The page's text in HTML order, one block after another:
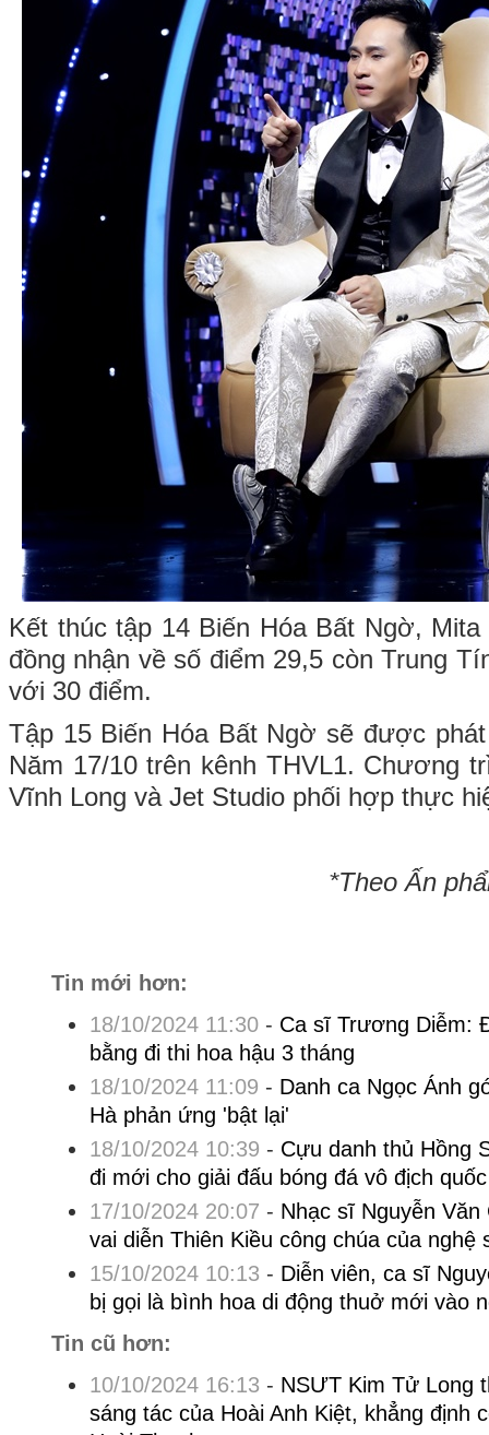
Kết thúc tập 14 Biến Hóa Bất Ngờ,
đồng nhận về số điểm 29,5 còn Trung
với 30 điểm.
Tập 15 Biến Hóa Bất Ngờ sẽ được
Năm 17/10 trên kênh THVL1. Chương
Vĩnh Long và Jet Studio phối hợp thực
*Theo Ấn
Tin mới hơn:
18/10/2024 11:30- Ca sĩ Trương Diễm:
bằng đi thi hoa hậu 3 tháng
18/10/2024 11:09 - Danh ca Ngọc Ánh
Hà phản ứng 'bật lại'
18/10/2024 10:39 - Cựu danh thủ Hồng
đi mới cho giải đấu bóng đá vô địch
17/10/2024 20:07 - Nhạc sĩ Nguyễn Văn
vai diễn Thiên Kiều công chúa của nghệ
15/10/2024 10:13 - Diễn viên, ca sĩ
bị gọi là bình hoa di động thuở mới vào
Tin cũ hơn:
10/10/2024 16:13 - NSƯT Kim Tử Long
sáng tác của Hoài Anh Kiệt, khẳng định